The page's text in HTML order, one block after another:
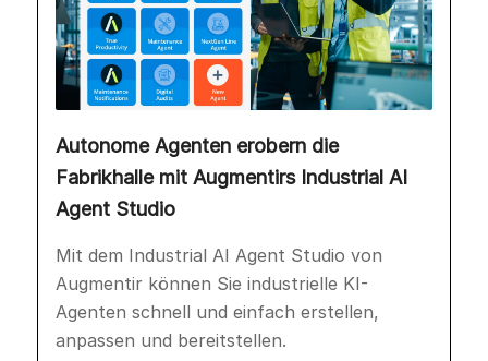
Autonome Agenten erobern die
Fabrikhalle mit Augmentirs Industrial AI
Agent Studio
Mit dem Industrial AI Agent Studio von
Augmentir können Sie industrielle KI-
Agenten schnell und einfach erstellen,
anpassen und bereitstellen.